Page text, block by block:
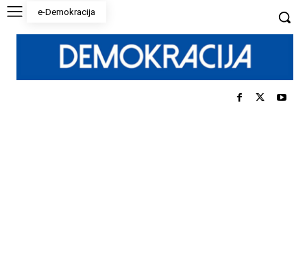
e-Demokracija